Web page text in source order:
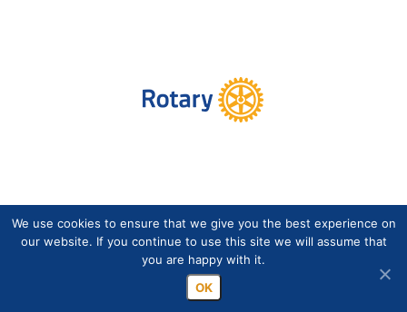
Copyright © Suomen Rotarypalvelu ry 2026 |
Jäsentietojärjestelmän tietosuojaseloste|Henkilötietojen
käsittely Rotarytoiminnassa
We use cookies to ensure that we give you the best experience on
our website. If you continue to use this site we will assume that
you are happy with it.
OK